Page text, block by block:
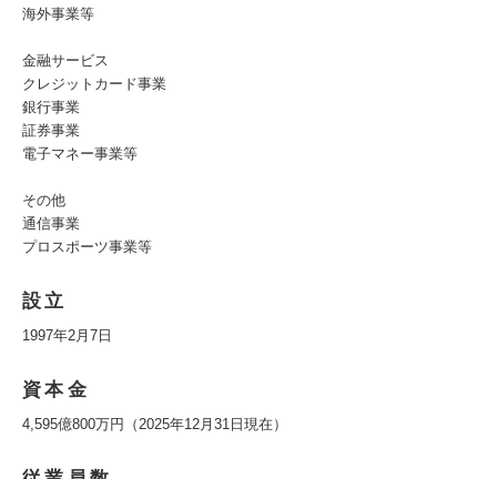
海外事業等
金融サービス
クレジットカード事業
銀行事業
証券事業
電子マネー事業等
その他
通信事業
プロスポーツ事業等
設立
1997年2月7日
資本金
4,595億800万円（2025年12月31日現在）